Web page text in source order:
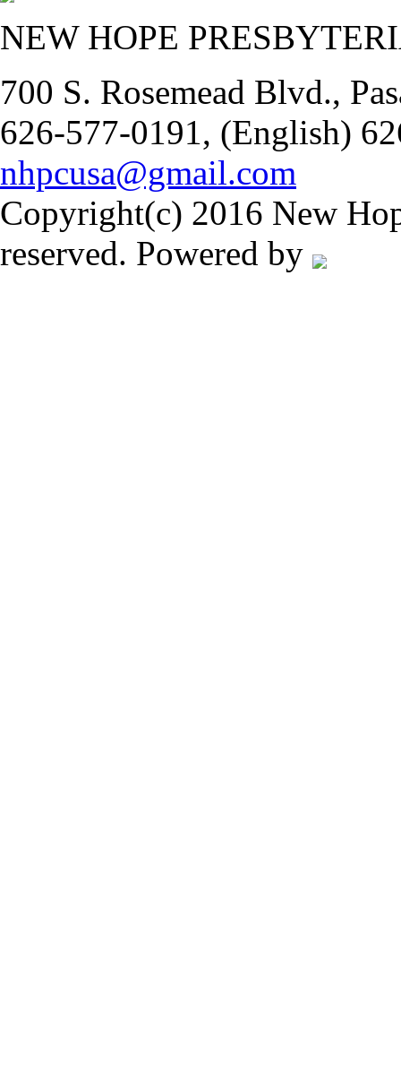
NEW HOPE
700 S. Rosemead Blvd.,
626-577-0191, (English)
nhpcusa@gmail.com
Copyright(c) 2016 New
reserved. Powered by